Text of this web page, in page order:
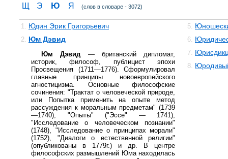
Щ
Э Ю Я (слов в словаре - 3072)
1. Юдин Эрик Григорьевич
2. Юм Дэвид
Юм Дэвид — британский дипломат,
историк, философ, публицист эпохи
Просвещения (1711—1776). Сформулировал
главные принципы новоевропейского
агностицизма. Основные философские
сочинения: "Трактат о человеческой природе,
или Попытка применить на опыте метод
рассуждения к моральным предметам" (1739
—1740), "Опыты" ("Эссе" — 1741),
"Исследование о человеческом познании"
(1748), "Исследование о принципах морали"
(1752), "Диалоги о естественной религии"
(опубликованы в 1779г.) и др. В центре
философских размышлений Юма находилась
5.
6.
7.
8.